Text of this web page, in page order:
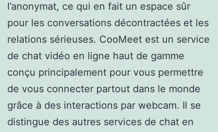
l’anonymat, ce qui en fait un espace sûr
pour les conversations décontractées et les
relations sérieuses. CooMeet est un service
de chat vidéo en ligne haut de gamme
conçu principalement pour vous permettre
de vous connecter partout dans le monde
grâce à des interactions par webcam. Il se
distingue des autres services de chat en